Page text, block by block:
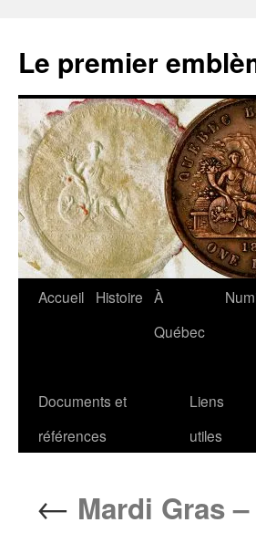
contenu
Le premier
Accueil Histoire À
Québec
Documents et
références
Liens
utiles
← Mardi Gras